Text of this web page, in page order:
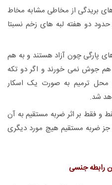
بریدگی از مخاطی مشابه مخاط
دو هفته لبه های زخم نسبتا
پارگی چون آزاد هستند و به هم
هم جوش نمی خورند و اگر دو تکه
محل ترمیم به صورت یک اسکار
شد.
و فقط بر اثر ضربه مستقیم به آن
ضربه مستقیم هیچ مورد دیگری
رابطه جنسی